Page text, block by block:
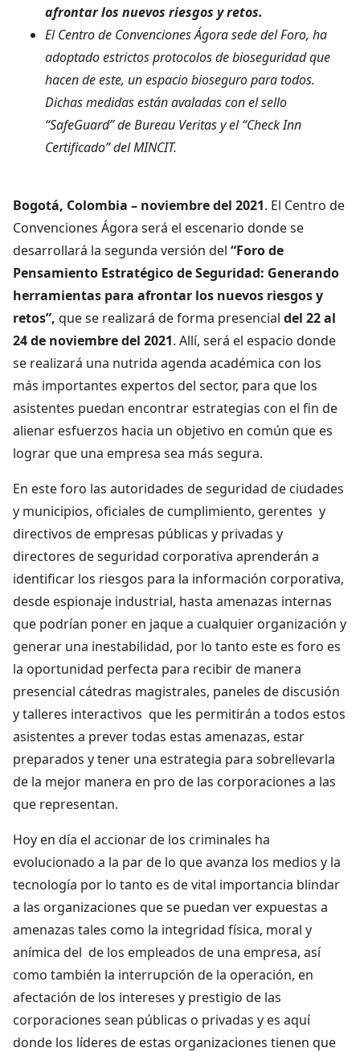
afrontar los nuevos riesgos y retos.
El Centro de Convenciones Ágora sede del Foro, ha
adoptado estrictos protocolos de bioseguridad que
hacen de este, un espacio bioseguro para todos.
Dichas medidas están avaladas con el sello
“SafeGuard” de Bureau Veritas y el “Check Inn
Certificado” del MINCIT.
Bogotá, Colombia – noviembre del 2021. El Centro de
Convenciones Ágora será el escenario donde se
desarrollará la segunda versión del “Foro de
Pensamiento Estratégico de Seguridad: Generando
herramientas para afrontar los nuevos riesgos y
retos”, que se realizará de forma presencial del 22 al
24 de noviembre del 2021. Allí, será el espacio donde
se realizará una nutrida agenda académica con los
más importantes expertos del sector, para que los
asistentes puedan encontrar estrategias con el fin de
alienar esfuerzos hacia un objetivo en común que es
lograr que una empresa sea más segura.
En este foro las autoridades de seguridad de ciudades
y municipios, oficiales de cumplimiento, gerentes y
directivos de empresas públicas y privadas y
directores de seguridad corporativa aprenderán a
identificar los riesgos para la información corporativa,
desde espionaje industrial, hasta amenazas internas
que podrían poner en jaque a cualquier organización y
generar una inestabilidad, por lo tanto este es foro es
la oportunidad perfecta para recibir de manera
presencial cátedras magistrales, paneles de discusión
y talleres interactivos que les permitirán a todos estos
asistentes a prever todas estas amenazas, estar
preparados y tener una estrategia para sobrellevarla
de la mejor manera en pro de las corporaciones a las
que representan.
Hoy en día el accionar de los criminales ha
evolucionado a la par de lo que avanza los medios y la
tecnología por lo tanto es de vital importancia blindar
a las organizaciones que se puedan ver expuestas a
amenazas tales como la integridad física, moral y
anímica del de los empleados de una empresa, así
como también la interrupción de la operación, en
afectación de los intereses y prestigio de las
corporaciones sean públicas o privadas y es aquí
donde los líderes de estas organizaciones tienen que